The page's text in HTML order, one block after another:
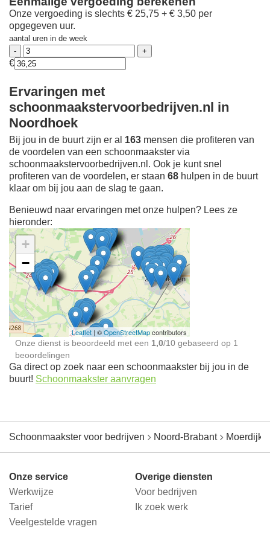
Onze vergoeding is slechts € 25,75 + € 3,50 per
opgegeven uur.
aantal uren in de week
€
Ervaringen met
schoonmaakstervoorbedrijven.nl in
Noordhoek
Bij jou in de buurt zijn er al 163 mensen die profiteren van
de voordelen van een schoonmaakster via
schoonmaakstervoorbedrijven.nl. Ook je kunt snel
profiteren van de voordelen, er staan 68 hulpen in de buurt
klaar om bij jou aan de slag te gaan.
Benieuwd naar ervaringen met onze hulpen? Lees ze
hieronder:
Ontdek meer ervaringen
Schoonmaakster bij
jou in de buurt
+
−
Leaflet | ©OpenStreetMapcontributors
Onze dienst is beoordeeld met een 1,0/10 gebaseerd op 1
beoordelingen
Ga direct op zoek naar een schoonmaakster bij jou in de
buurt! Schoonmaakster aanvragen
Schoonmaakster voor bedrijven Noord-Brabant Moerdijk
Onze service
Werkwijze
Tarief
Veelgestelde vragen
Overige diensten
Voor bedrijven
Ik zoek werk